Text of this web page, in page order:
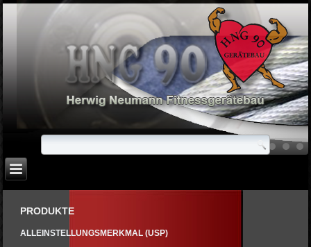
PRODUKTE
ALLEINSTELLUNGSMERKMAL (USP)